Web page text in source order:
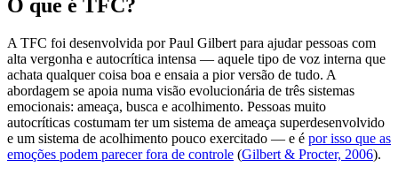
O que é TFC?
A TFC foi desenvolvida por Paul Gilbert para ajudar pessoas com
alta vergonha e autocrítica intensa — aquele tipo de voz interna que
achata qualquer coisa boa e ensaia a pior versão de tudo. A
abordagem se apoia numa visão evolucionária de três sistemas
emocionais: ameaça, busca e acolhimento. Pessoas muito
autocríticas costumam ter um sistema de ameaça superdesenvolvido
e um sistema de acolhimento pouco exercitado — e é por isso que as
emoções podem parecer fora de controle (Gilbert & Procter, 2006).